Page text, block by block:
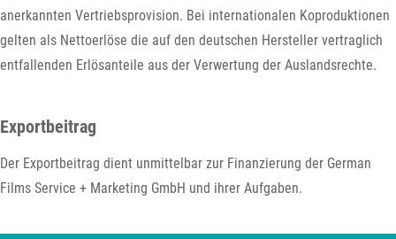
anerkannten Vertriebsprovision. Bei internationalen Koproduktionen
gelten als Nettoerlöse die auf den deutschen Hersteller vertraglich
entfallenden Erlösanteile aus der Verwertung der Auslandsrechte.
Exportbeitrag
Der Exportbeitrag dient unmittelbar zur Finanzierung der German
Films Service + Marketing GmbH und ihrer Aufgaben.